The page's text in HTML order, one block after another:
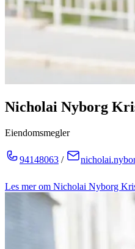
Nicholai Nyborg
Eiendomsmegler
94148063 /
Les mer om Nicholai Nyborg